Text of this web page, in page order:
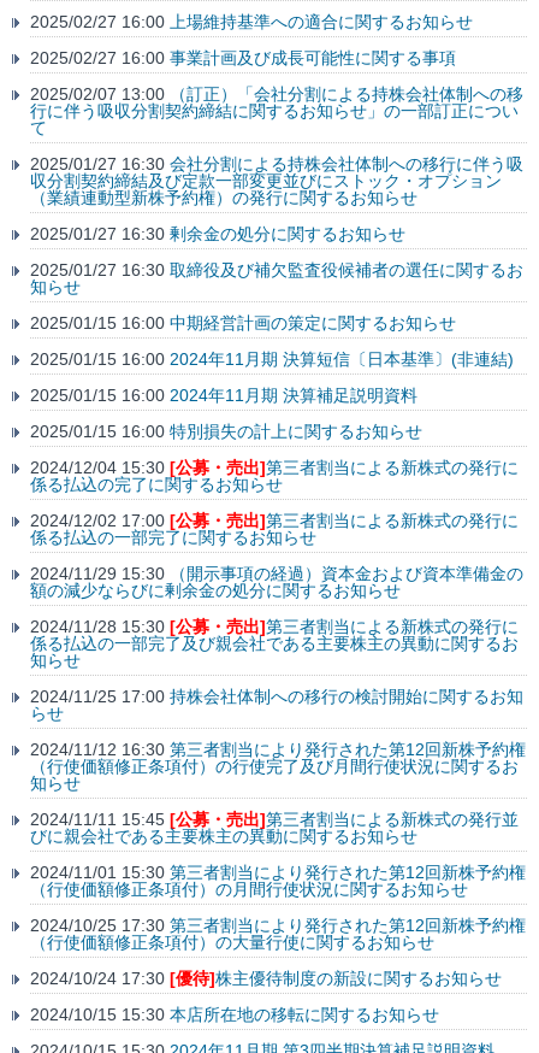
2025/02/27 16:00
上場維持基準への適合に関するお知らせ
2025/02/27 16:00 事業計画及び成長可能性に関する事項
2025/02/07 13:00
（訂正）「会社分割による持株会社体制への移
行に伴う吸収分割契約締結に関するお知らせ」の一部訂正につい
て
2025/01/27 16:30 会社分割による持株会社体制への移行に伴う吸
収分割契約締結及び定款一部変更並びにストック・オプション
（業績連動型新株予約権）の発行に関するお知らせ
2025/01/27 16:30 剰余金の処分に関するお知らせ
2025/01/27 16:30 取締役及び補欠監査役候補者の選任に関するお
知らせ
2025/01/15 16:00 中期経営計画の策定に関するお知らせ
2025/01/15 16:00 2024年11月期 決算短信〔日本基準〕(非連結)
2025/01/15 16:00 2024年11月期 決算補足説明資料
2025/01/15 16:00 特別損失の計上に関するお知らせ
2024/12/04 15:30 [公募・売出]第三者割当による新株式の発行に
係る払込の完了に関するお知らせ
2024/12/02 17:00 [公募・売出]第三者割当による新株式の発行に
係る払込の一部完了に関するお知らせ
2024/11/29 15:30
（開示事項の経過）資本金および資本準備金の
額の減少ならびに剰余金の処分に関するお知らせ
2024/11/28 15:30 [公募・売出]第三者割当による新株式の発行に
係る払込の一部完了及び親会社である主要株主の異動に関するお
知らせ
2024/11/25 17:00 持株会社体制への移行の検討開始に関するお知
らせ
2024/11/12 16:30 第三者割当により発行された第12回新株予約権
（行使価額修正条項付）の行使完了及び月間行使状況に関するお
知らせ
2024/11/11 15:45 [公募・売出]第三者割当による新株式の発行並
びに親会社である主要株主の異動に関するお知らせ
2024/11/01 15:30 第三者割当により発行された第12回新株予約権
（行使価額修正条項付）の月間行使状況に関するお知らせ
2024/10/25 17:30 第三者割当により発行された第12回新株予約権
（行使価額修正条項付）の大量行使に関するお知らせ
2024/10/24 17:30 [優待]株主優待制度の新設に関するお知らせ
2024/10/15 15:30 本店所在地の移転に関するお知らせ